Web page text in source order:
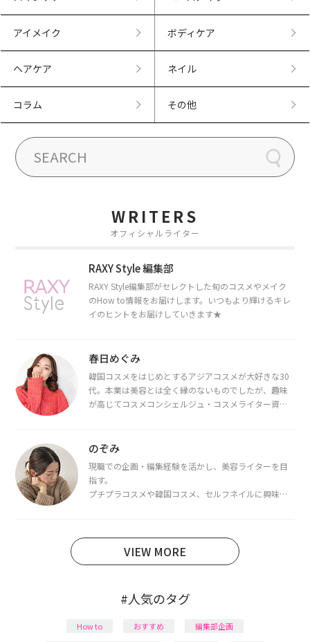
アイメイク ボディケア
ヘアケア ネイル
コラム その他
WRITERS
オフィシャルライター
RAXY Style 編集部
RAXY Style編集部がセレクトした旬のコスメやメイク
のHow to情報をお届けします。いつもより輝けるキレ
イのヒントをお届けしていきます★
春日めぐみ
韓国コスメをはじめとするアジアコスメが大好きな30
代。本業は美容とは全く縁のないものでしたが、趣味
が高じてコスメコンシェルジュ・コスメライター資格
断・骨格診断によるイメージコンサルティングも行っ
のぞみ
現職での企画・編集経験を活かし、美容ライターを目
指す。
プチプラコスメや韓国コスメ、セルフネイルに興味が
日本化粧品検定1級保有。
VIEW MORE
#人気のタグ
How to おすすめ
編集部企画